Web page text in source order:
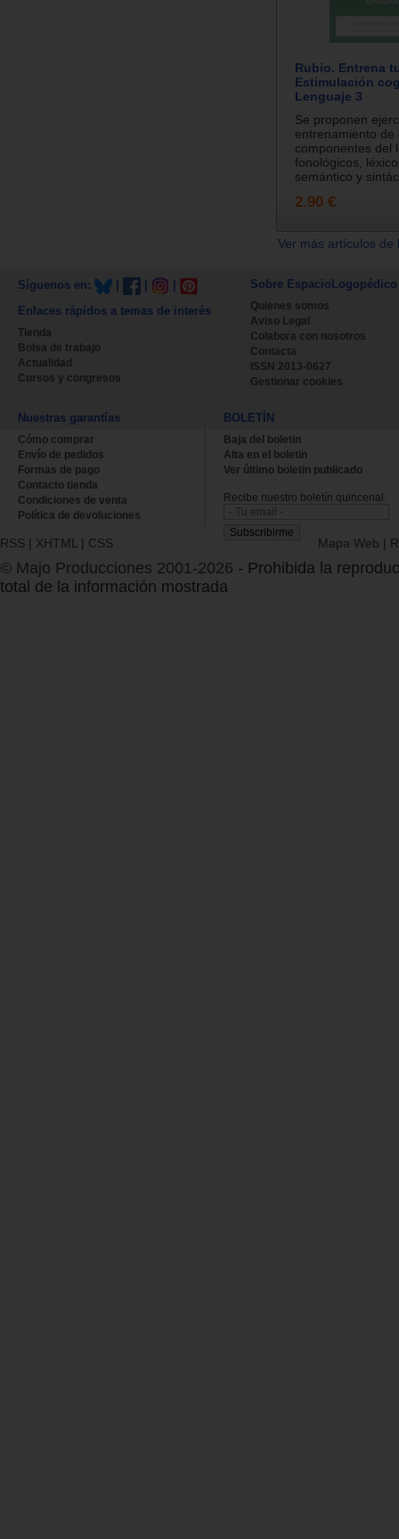
Rubio. Entrena
Estimulación
Lenguaje 3
Se proponen
entrenamiento de
componentes del
fonológicos,
semántico y
2.90 €
Ver más artículos
Síguenos en:
Enlaces rápidos a temas de interés
Tienda
Bolsa de trabajo
Actualidad
Cursos y congresos
Sobre EspacioLogopédico
Quienes somos
Aviso Legal
Colabora con nosotros
Contacta
ISSN 2013-0627
Gestionar cookies
Nuestras garantías
Cómo comprar
Envío de pedidos
Formas de pago
Contacto tienda
Condiciones de venta
Política de devoluciones
BOLETÍN
Baja del boletin
Alta en el boletin
Ver último boletin publicado
Recibe nuestro boletín quincenal.
RSS | XHTML | CSS Mapa Web |
© Majo Producciones 2001-2026 - Prohibida la
total de la información mostrada